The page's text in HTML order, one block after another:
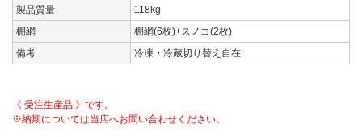
製品質量
118kg
棚網
棚網(6枚)+スノコ(2枚)
備考
冷凍・冷蔵切り替え自在
《 受注生産品 》です。
※納期については当店へお問い合わせください。